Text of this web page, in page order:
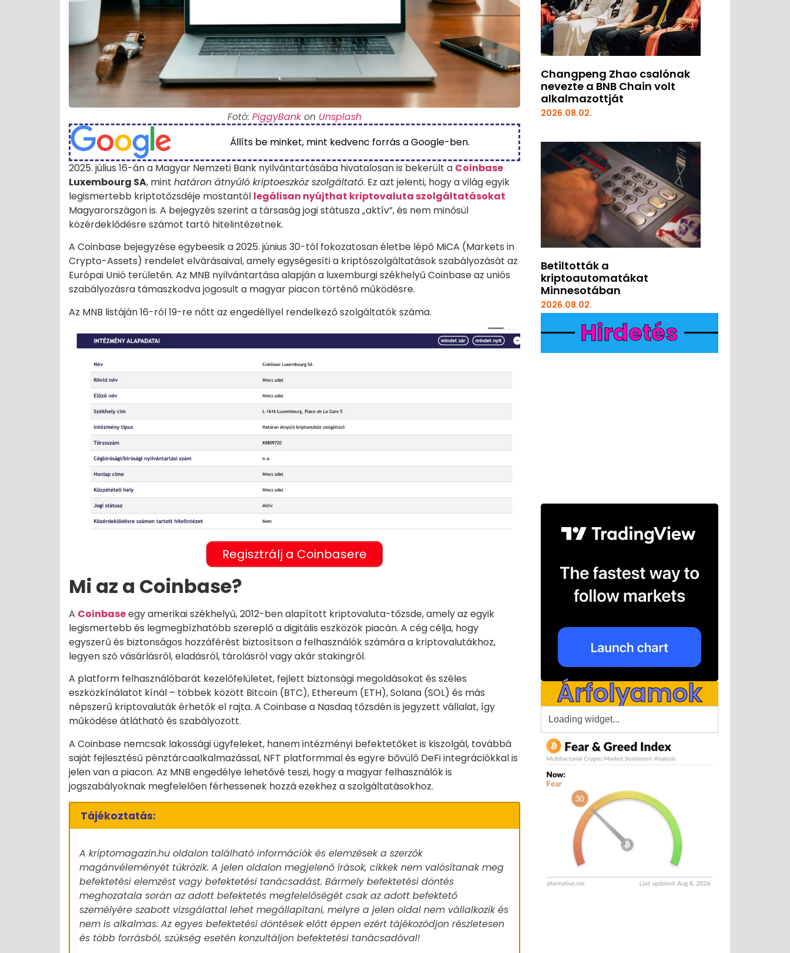
Fotó: PiggyBankon Unsplash
Állíts be minket, mint kedvenc forrás a Google-ben.
2025. július 16-án a Magyar Nemzeti Bank nyilvántartásába hivatalosan is bekerült a Coinbase
Luxembourg SA, mint határon átnyúló kriptoeszköz szolgáltató. Ez azt jelenti, hogy a világ egyik
legismertebb kriptotőzsdéje mostantól legálisan nyújthat kriptovaluta szolgáltatásokat
Magyarországon is. A bejegyzés szerint a társaság jogi státusza „aktív”, és nem minősül
közérdeklődésre számot tartó hitelintézetnek.
A Coinbase bejegyzése egybeesik a 2025. június 30-tól fokozatosan életbe lépő MiCA (Markets in
Crypto-Assets) rendelet elvárásaival, amely egységesíti a kriptószolgáltatások szabályozását az
Európai Unió területén. Az MNB nyilvántartása alapján a luxemburgi székhelyű Coinbase az uniós
szabályozásra támaszkodva jogosult a magyar piacon történő működésre.
Az MNB listáján 16-ról 19-re nőtt az engedéllyel rendelkező szolgáltatók száma.
Regisztrálj a Coinbasere
Mi az a Coinbase?
A Coinbaseegy amerikai székhelyű, 2012-ben alapított kriptovaluta-tőzsde, amely az egyik
legismertebb és legmegbízhatóbb szereplő a digitális eszközök piacán. A cég célja, hogy
egyszerű és biztonságos hozzáférést biztosítson a felhasználók számára a kriptovalutákhoz,
legyen szó vásárlásról, eladásról, tárolásról vagy akár stakingről.
A platform felhasználóbarát kezelőfelületet, fejlett biztonsági megoldásokat és széles
eszközkínálatot kínál – többek között Bitcoin (BTC), Ethereum (ETH), Solana (SOL) és más
népszerű kriptovaluták érhetők el rajta. A Coinbase a Nasdaq tőzsdén is jegyzett vállalat, így
működése átlátható és szabályozott.
A Coinbase nemcsak lakossági ügyfeleket, hanem intézményi befektetőket is kiszolgál, továbbá
saját fejlesztésű pénztárcaalkalmazással, NFT platformmal és egyre bővülő DeFi integrációkkal is
jelen van a piacon. Az MNB engedélye lehetővé teszi, hogy a magyar felhasználók is
jogszabályoknak megfelelően férhessenek hozzá ezekhez a szolgáltatásokhoz.
Tájékoztatás:
A kriptomagazin.hu oldalon található információk és elemzések a szerzők
magánvéleményét tükrözik. A jelen oldalon megjelenő írások, cikkek nem valósítanak meg
befektetési elemzést vagy befektetési tanácsadást. Bármely befektetési döntés
meghozatala során az adott befektetés megfelelőségét csak az adott befektető
személyére szabott vizsgálattal lehet megállapítani, melyre a jelen oldal nem vállalkozik és
nem is alkalmas. Az egyes befektetési döntések előtt éppen ezért tájékozódjon részletesen
és több forrásból, szükség esetén konzultáljon befektetési tanácsadóval!
Changpeng Zhao csalónak
nevezte a BNB Chain volt
alkalmazottját
2026.08.02.
Betiltották a
kriptoautomatákat
Minnesotában
2026.08.02.
Hirdetés
Árfolyamok